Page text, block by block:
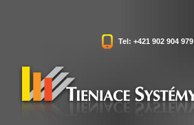
Tel: +421 902 904 979